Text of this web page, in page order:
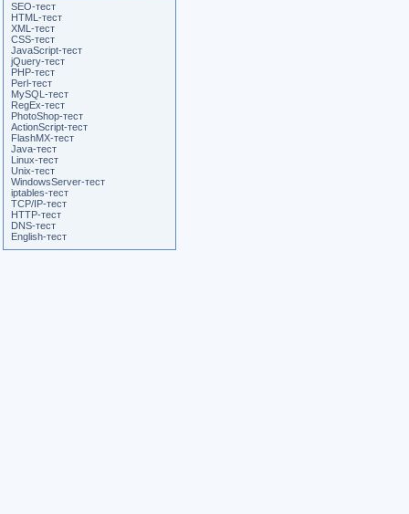
SEO-тест
HTML-тест
XML-тест
CSS-тест
JavaScript-тест
jQuery-тест
PHP-тест
Perl-тест
MySQL-тест
RegEx-тест
PhotoShop-тест
ActionScript-тест
FlashMX-тест
Java-тест
Linux-тест
Unix-тест
WindowsServer-тест
iptables-тест
TCP/IP-тест
HTTP-тест
DNS-тест
English-тест